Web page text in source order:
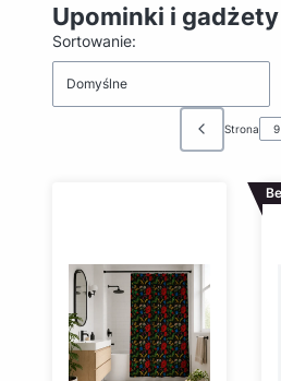
Upominki i
Lista produktów
Sortowanie:
Domyślne
Strona